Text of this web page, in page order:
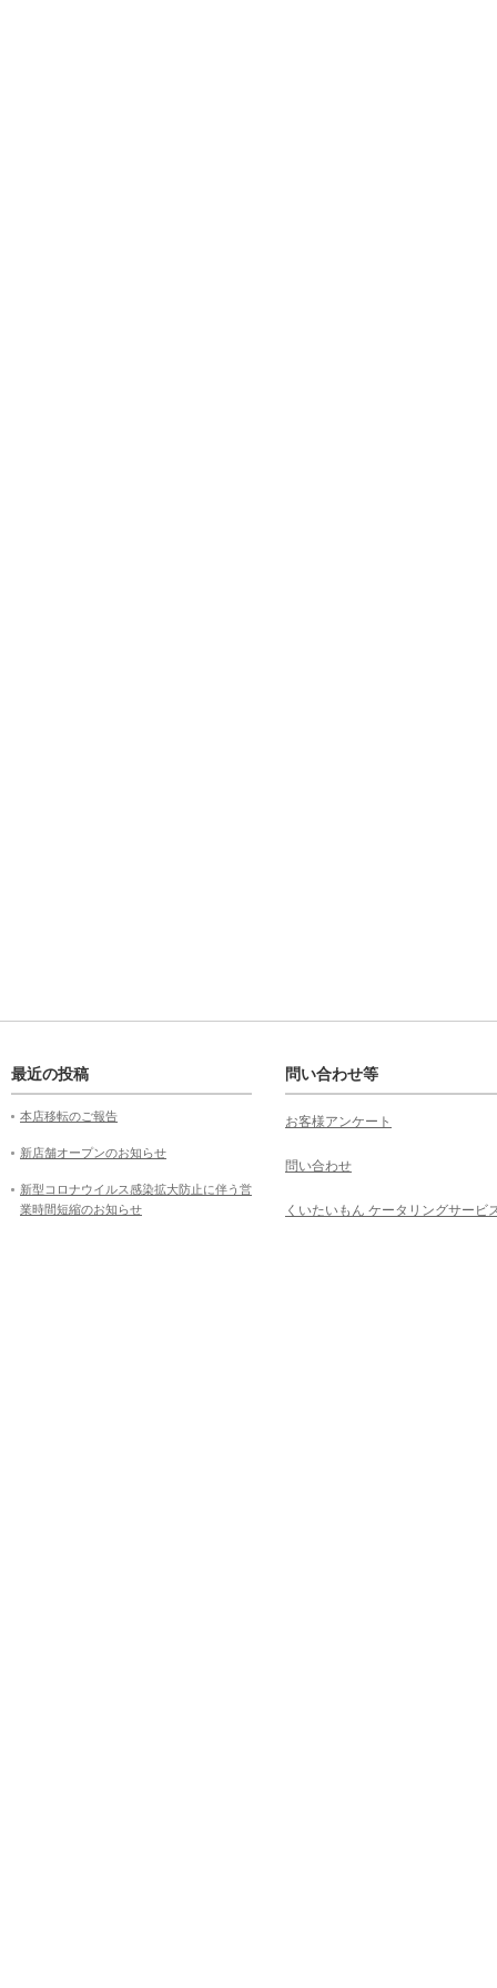
最近の投稿
本店移転のご報告
新店舗オープンのお知らせ
新型コロナウイルス感染拡大防止に伴う営
業時間短縮のお知らせ
問い合わせ等
お客様アンケート
問い合わせ
くいたいもん ケータリングサービ